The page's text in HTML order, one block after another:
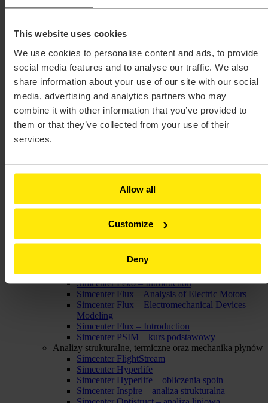
This website uses cookies
We use cookies to personalise content and ads, to provide
social media features and to analyse our traffic. We also
share information about your use of our site with our social
media, advertising and analytics partners who may
combine it with other information that you’ve provided to
them or that they’ve collected from your use of their
services.
Allow all
Customize
Deny
SimSolid®
Branże
Agencje rządowe
Architektura, inżynieria i budownictwo (AEC)
Dobra konsumpcyjne
Elektronika
Energia
Kolej
Lotnictwo
Opieka zdrowotna
Pogoda i klimat
Przemysł morski
Usługi finansowe
Analizy elektromagentyczne
Simcenter Feko – Feko Antenna Advanced
Simcenter Feko – Introduction
Simcenter Flux – Analysis of Electric Motors
Simcenter Flux – Electromechanical Devices
Modeling
Simcenter Flux – Introduction
Simcenter PSIM – kurs podstawowy
Analizy strukturalne, termiczne oraz mechanika płynów
Simcenter FlightStream
Simcenter Hyperlife
Simcenter Hyperlife – obliczenia spoin
Simcenter Inspire – analiza strukturalna